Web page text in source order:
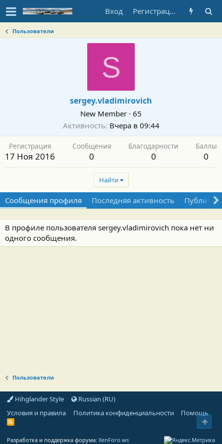
Вход Регистрация
Пользователи
S
sergey.vladimirovich
New Member · 65
Активность Вчера в 09:44
Регистрация
17 Ноя 2016
Сообщения
0
Благодарности
0
Баллы
0
Найти
Сообщения профиля Последняя активность
В профиле пользователя sergey.vladimirovich пока нет ни
одного сообщения.
Пользователи
Hihglander Style
Russian (RU)
Условия и правила
Политика конфиденциальности Помощь
R
Разработка и поддержка форума: XenForo.ws